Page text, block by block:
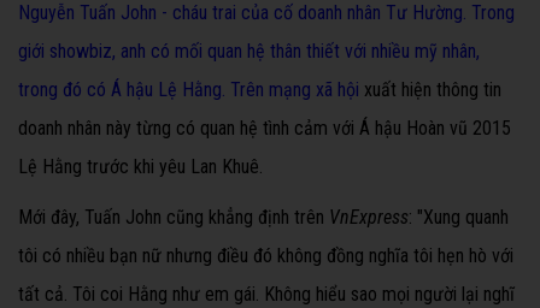
Nguyễn Tuấn John - cháu trai của cố doanh nhân Tư Hường. Trong
giới showbiz, anh có mối quan hệ thân thiết với nhiều mỹ nhân,
trong đó có Á hậu Lệ Hằng. Trên mạng xã hội xuất hiện thông tin
doanh nhân này từng có quan hệ tình cảm với Á hậu Hoàn vũ 2015
Lệ Hằng trước khi yêu Lan Khuê.
Mới đây, Tuấn John cũng khẳng định trên VnExpress: "Xung quanh
tôi có nhiều bạn nữ nhưng điều đó không đồng nghĩa tôi hẹn hò với
tất cả. Tôi coi Hằng như em gái. Không hiểu sao mọi người lại nghĩ